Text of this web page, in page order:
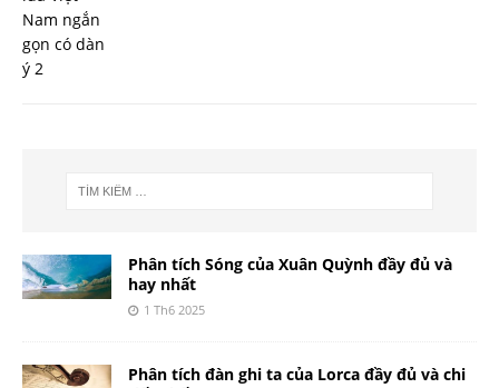
Phân tích Sóng của Xuân Quỳnh đầy đủ và
hay nhất
1 Th6 2025
Phân tích đàn ghi ta của Lorca đầy đủ và chi